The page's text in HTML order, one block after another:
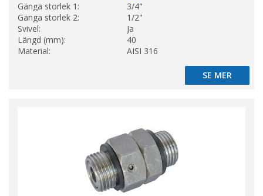
Gänga storlek 1:
3/4"
Gänga storlek 2:
1/2"
Svivel:
Ja
Längd (mm):
40
Material:
AISI 316
SE MER
SE MER